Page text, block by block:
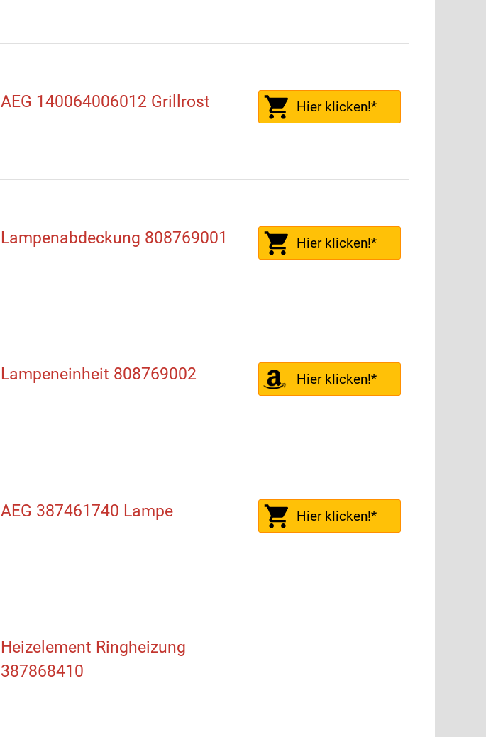
AEG 140064006012 Grillrost Hier klicken!*
Lampenabdeckung 808769001 Hier klicken!*
Lampeneinheit 808769002 Hier klicken!*
AEG 387461740 Lampe Hier klicken!*
Heizelement Ringheizung
387868410